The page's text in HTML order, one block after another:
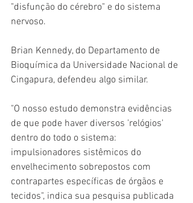
"disfunção do cérebro" e do sistema
nervoso.
Brian Kennedy, do Departamento de
Bioquímica da Universidade Nacional de
Cingapura, defendeu algo similar.
"O nosso estudo demonstra evidências
de que pode haver diversos 'relógios'
dentro do todo o sistema:
impulsionadores sistêmicos do
envelhecimento sobrepostos com
contrapartes específicas de órgãos e
tecidos", indica sua pesquisa publicada